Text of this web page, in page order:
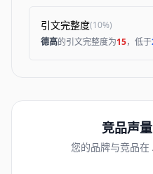
引文完整度(10%)
德高的引文完整度为15，低于
竞品声
您的品牌与竞品